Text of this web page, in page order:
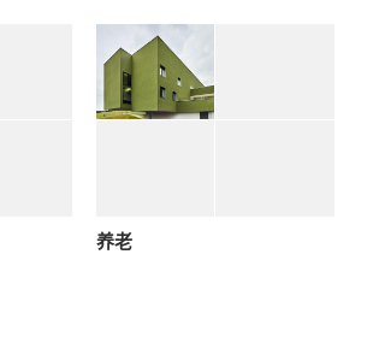
养老